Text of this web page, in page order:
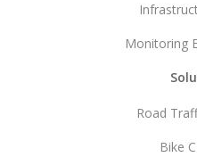
Monitoring
Road
Bike